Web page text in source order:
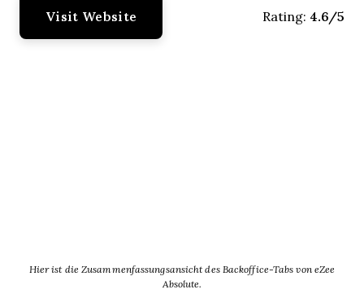
Visit Website Rating: 4.6/5
Hier ist die Zusammenfassungsansicht des Backoffice-Tabs von eZee
Absolute.